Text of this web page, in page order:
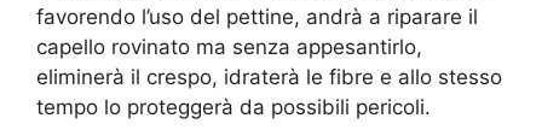
favorendo l’uso del pettine, andrà a riparare il
capello rovinato ma senza appesantirlo,
eliminerà il crespo, idraterà le fibre e allo stesso
tempo lo proteggerà da possibili pericoli.